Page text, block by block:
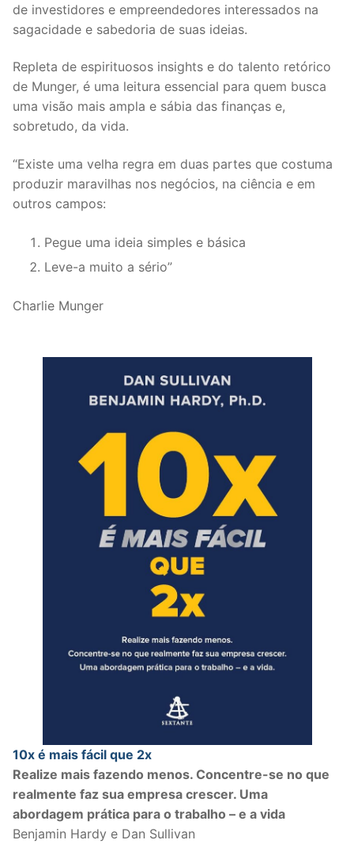
de investidores e empreendedores interessados na
sagacidade e sabedoria de suas ideias.
Repleta de espirituosos insights e do talento retórico
de Munger, é uma leitura essencial para quem busca
uma visão mais ampla e sábia das finanças e,
sobretudo, da vida.
“Existe uma velha regra em duas partes que costuma
produzir maravilhas nos negócios, na ciência e em
outros campos:
Pegue uma ideia simples e básica
Leve-a muito a sério”
Charlie Munger
10x é mais fácil que 2x
Realize mais fazendo menos. Concentre-se no que
realmente faz sua empresa crescer. Uma
abordagem prática para o trabalho – e a vida
Benjamin Hardy e Dan Sullivan